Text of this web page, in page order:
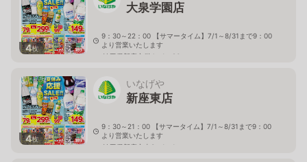
4枚
大泉学園店
9：30～22：00 【サマータイム】7/1～8/31まで9：00
より営業いたします
埼玉県新座市栄4－1－26
4枚
いなげや
新座東店
9：30～21：00 【サマータイム】7/1～8/31まで9：00
より営業いたします
埼玉県新座市東3－1－1